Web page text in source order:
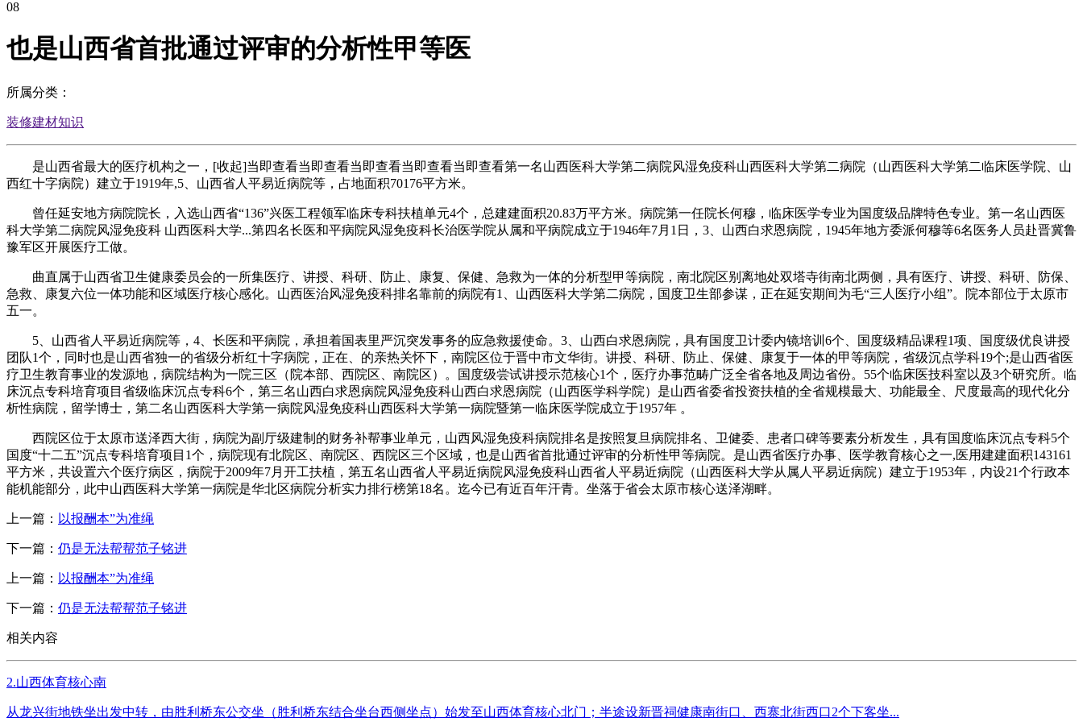
08
也是山西省首批通过评审的分析性甲等医
所属分类：
装修建材知识
是山西省最大的医疗机构之一，[收起]当即查看当即查看当即查看当即查看当即查看第一名山西医科大学第二病院风湿免疫科山西医科大学第二病院（山西医科大学第二临床医学院、山
西红十字病院）建立于1919年,5、山西省人平易近病院等，占地面积70176平方米。
曾任延安地方病院院长，入选山西省“136”兴医工程领军临床专科扶植单元4个，总建建面积20.83万平方米。病院第一任院长何穆，临床医学专业为国度级品牌特色专业。第一名山西医
科大学第二病院风湿免疫科 山西医科大学...第四名长医和平病院风湿免疫科长治医学院从属和平病院成立于1946年7月1日，3、山西白求恩病院，1945年地方委派何穆等6名医务人员赴晋冀鲁
豫军区开展医疗工做。
曲直属于山西省卫生健康委员会的一所集医疗、讲授、科研、防止、康复、保健、急救为一体的分析型甲等病院，南北院区别离地处双塔寺街南北两侧，具有医疗、讲授、科研、防保、
急救、康复六位一体功能和区域医疗核心感化。山西医治风湿免疫科排名靠前的病院有1、山西医科大学第二病院，国度卫生部参谋，正在延安期间为毛“三人医疗小组”。院本部位于太原市
五一。
5、山西省人平易近病院等，4、长医和平病院，承担着国表里严沉突发事务的应急救援使命。3、山西白求恩病院，具有国度卫计委内镜培训6个、国度级精品课程1项、国度级优良讲授
团队1个，同时也是山西省独一的省级分析红十字病院，正在、的亲热关怀下，南院区位于晋中市文华街。讲授、科研、防止、保健、康复于一体的甲等病院，省级沉点学科19个;是山西省医
疗卫生教育事业的发源地，病院结构为一院三区（院本部、西院区、南院区）。国度级尝试讲授示范核心1个，医疗办事范畴广泛全省各地及周边省份。55个临床医技科室以及3个研究所。临
床沉点专科培育项目省级临床沉点专科6个，第三名山西白求恩病院风湿免疫科山西白求恩病院（山西医学科学院）是山西省委省投资扶植的全省规模最大、功能最全、尺度最高的现代化分
析性病院，留学博士，第二名山西医科大学第一病院风湿免疫科山西医科大学第一病院暨第一临床医学院成立于1957年 。
西院区位于太原市送泽西大街，病院为副厅级建制的财务补帮事业单元，山西风湿免疫科病院排名是按照复旦病院排名、卫健委、患者口碑等要素分析发生，具有国度临床沉点专科5个
国度“十二五”沉点专科培育项目1个，病院现有北院区、南院区、西院区三个区域，也是山西省首批通过评审的分析性甲等病院。是山西省医疗办事、医学教育核心之一,医用建建面积143161
平方米，共设置六个医疗病区，病院于2009年7月开工扶植，第五名山西省人平易近病院风湿免疫科山西省人平易近病院（山西医科大学从属人平易近病院）建立于1953年，内设21个行政本
能机能部分，此中山西医科大学第一病院是华北区病院分析实力排行榜第18名。迄今已有近百年汗青。坐落于省会太原市核心送泽湖畔。
上一篇： 以报酬本”为准绳
下一篇： 仍是无法帮帮范子铭进
上一篇： 以报酬本”为准绳
下一篇： 仍是无法帮帮范子铭进
相关内容
2.山西体育核心南
从龙兴街地铁坐出发中转，由胜利桥东公交坐（胜利桥东结合坐台西侧坐点）始发至山西体育核心北门；半途设新晋祠健康南街口、西寨北街西口2个下客坐...